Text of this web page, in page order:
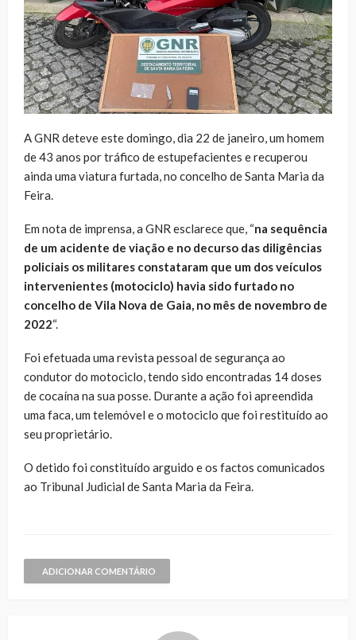
A GNR deteve este domingo, dia 22 de janeiro, um homem
de 43 anos por tráfico de estupefacientes e recuperou
ainda uma viatura furtada, no concelho de Santa Maria da
Feira.
Em nota de imprensa, a GNR esclarece que, “na sequência
de um acidente de viação e no decurso das diligências
policiais os militares constataram que um dos veículos
intervenientes (motociclo) havia sido furtado no
concelho de Vila Nova de Gaia, no mês de novembro de
2022“.
Foi efetuada uma revista pessoal de segurança ao
condutor do motociclo, tendo sido encontradas 14 doses
de cocaína na sua posse. Durante a ação foi apreendida
uma faca, um telemóvel e o motociclo que foi restituído ao
seu proprietário.
O detido foi constituído arguido e os factos comunicados
ao Tribunal Judicial de Santa Maria da Feira.
ADICIONAR COMENTÁRIO